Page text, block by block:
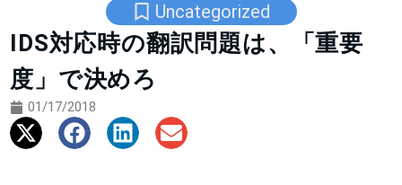
Uncategorized
IDS対応時の翻訳問題は、「重要
度」で決めろ
01/17/2018